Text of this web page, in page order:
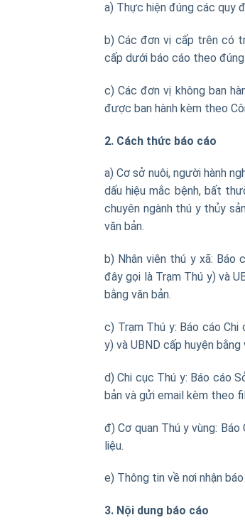
a) Thực hiện đúng các quy
b) Các đơn vị cấp trên có
cấp dưới báo cáo theo đúng
c) Các đơn vị không ban
được ban hành kèm theo
2. Cách thức báo cáo
a) Cơ sở nuôi, người hành
dấu hiệu mắc bệnh, bất
chuyên ngành thú y thủy
văn bản.
b) Nhân viên thú y xã: Báo
đây gọi là Trạm Thú y) và
bằng văn bản.
c) Trạm Thú y: Báo cáo
y) và UBND cấp huyện
d) Chi cục Thú y: Báo cáo
bản và gửi email kèm theo
đ) Cơ quan Thú y vùng:
liệu.
e) Thông tin về nơi nhận
3. Nội dung báo cáo